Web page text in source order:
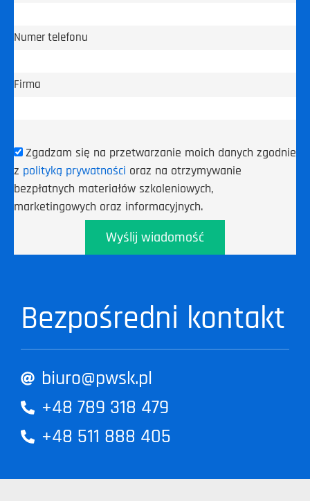
Numer telefonu
Firma
Zgadzam się na przetwarzanie moich danych zgodnie
z polityką prywatności oraz na otrzymywanie
bezpłatnych materiałów szkoleniowych,
marketingowych oraz informacyjnych.
Wyślij wiadomość
Bezpośredni kontakt
biuro@pwsk.pl
+48 789 318 479
+48 511 888 405